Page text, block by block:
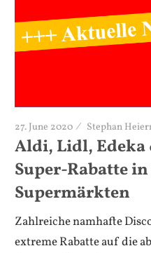
27. June 2020 Stephan
Aldi, Lidl, Edeka
Super-Rabatte
Supermärkten
Zahlreiche namhafte
extreme Rabatte auf die